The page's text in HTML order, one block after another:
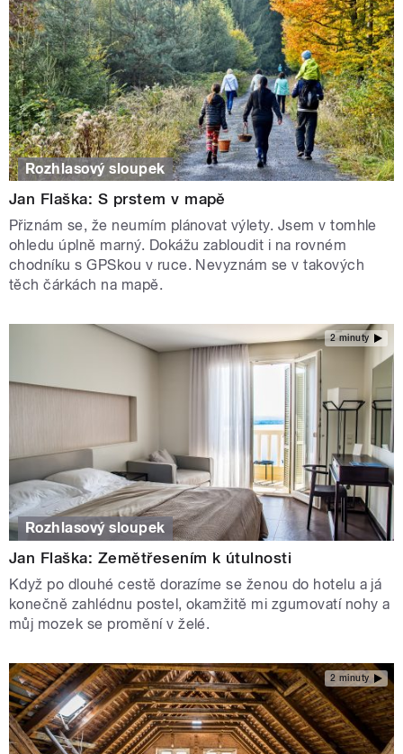
Rozhlasový sloupek
Jan Flaška: S prstem v mapě
Přiznám se, že neumím plánovat výlety. Jsem v tomhle
ohledu úplně marný. Dokážu zabloudit i na rovném
chodníku s GPSkou v ruce. Nevyznám se v takových
těch čárkách na mapě.
2 minuty
Rozhlasový sloupek
Jan Flaška: Zemětřesením k útulnosti
Když po dlouhé cestě dorazíme se ženou do hotelu a já
konečně zahlédnu postel, okamžitě mi zgumovatí nohy a
můj mozek se promění v želé.
2 minuty